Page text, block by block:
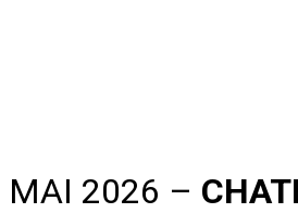
MAI 2026 –